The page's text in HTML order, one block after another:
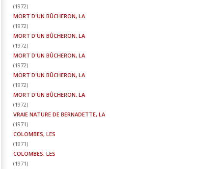
(1972)
MORT D'UN BÛCHERON, LA
(1972)
MORT D'UN BÛCHERON, LA
(1972)
MORT D'UN BÛCHERON, LA
(1972)
MORT D'UN BÛCHERON, LA
(1972)
MORT D'UN BÛCHERON, LA
(1972)
VRAIE NATURE DE BERNADETTE, LA
(1971)
COLOMBES, LES
(1971)
COLOMBES, LES
(1971)